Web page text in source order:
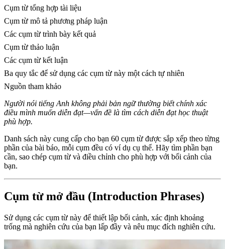
Cụm từ tổng hợp tài liệu
Cụm từ mô tả phương pháp luận
Các cụm từ trình bày kết quả
Cụm từ thảo luận
Các cụm từ kết luận
Ba quy tắc để sử dụng các cụm từ này một cách tự nhiên
Nguồn tham khảo
Người nói tiếng Anh không phải bản ngữ thường biết chính xác
điều mình muốn diễn đạt—vấn đề là tìm cách diễn đạt học thuật
phù hợp.
Danh sách này cung cấp cho bạn 60 cụm từ được sắp xếp theo từng
phần của bài báo, mỗi cụm đều có ví dụ cụ thể. Hãy tìm phần bạn
cần, sao chép cụm từ và điều chỉnh cho phù hợp với bối cảnh của
bạn.
Cụm từ mở đầu (Introduction Phrases)
Sử dụng các cụm từ này để thiết lập bối cảnh, xác định khoảng
trống mà nghiên cứu của bạn lấp đầy và nêu mục đích nghiên cứu.